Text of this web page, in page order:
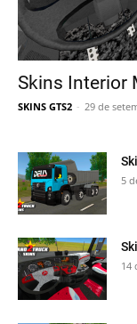
Skins Interior
SKINS GTS2 - 29 de
5
14